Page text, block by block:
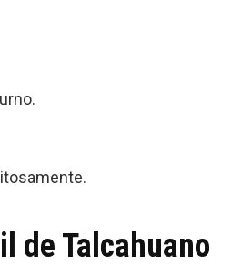
de Talcahuano